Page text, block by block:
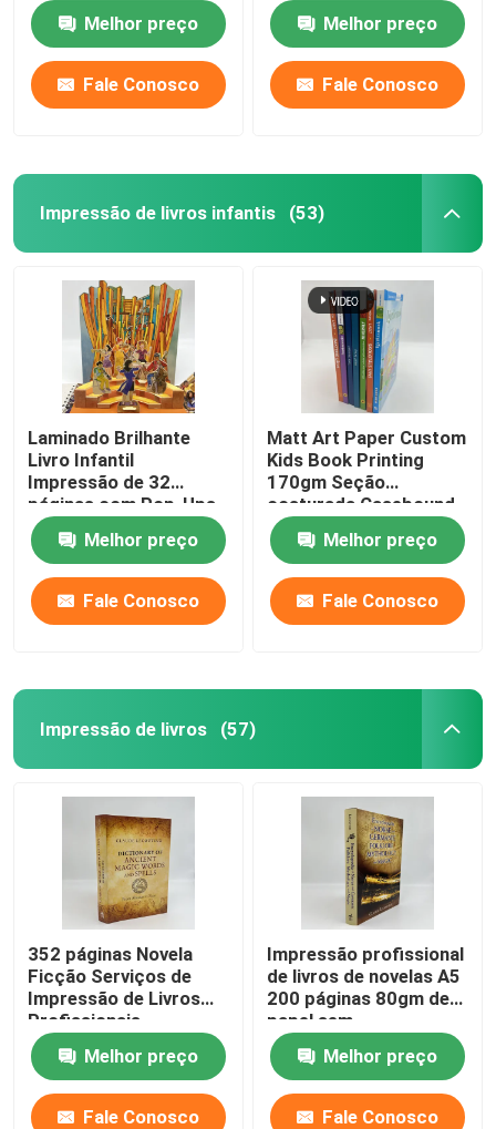
Melhor preço
Fale Conosco
Melhor preço
Fale Conosco
Impressão de livros infantis (53)
Laminado Brilhante
Livro Infantil
Impressão de 32
páginas com Pop-Ups
em tamanho 8.5x11
Melhor preço
Fale Conosco
Matt Art Paper Custom
Kids Book Printing
170gm Seção
costurada Casebound
Melhor preço
Fale Conosco
Impressão de livros (57)
352 páginas Novela
Ficção Serviços de
Impressão de Livros
Profissionais
Impressão offset
80gm Melhor preço
Fale Conosco
Impressão profissional
de livros de novelas A5
200 páginas 80gm de
papel sem
revestimento
Melhor preço
Fale Conosco